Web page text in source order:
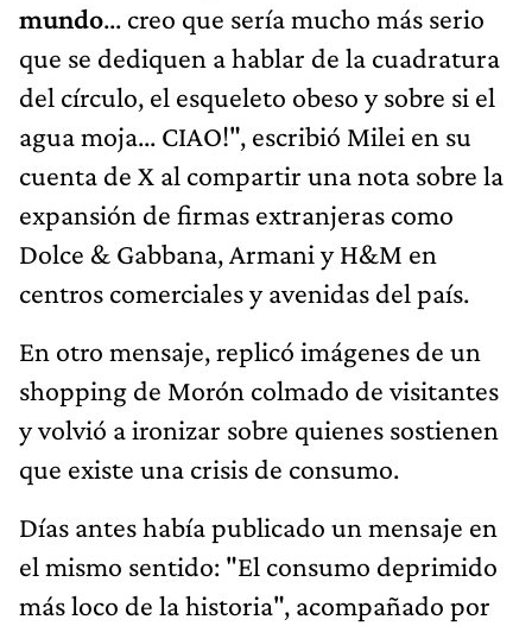
mundo... creo que sería mucho más serio
que se dediquen a hablar de la cuadratura
del círculo, el esqueleto obeso y sobre si el
agua moja... CIAO!", escribió Milei en su
cuenta de X al compartir una nota sobre la
expansión de firmas extranjeras como
Dolce & Gabbana, Armani y H&M en
centros comerciales y avenidas del país.
En otro mensaje, replicó imágenes de un
shopping de Morón colmado de visitantes
y volvió a ironizar sobre quienes sostienen
que existe una crisis de consumo.
Días antes había publicado un mensaje en
el mismo sentido: "El consumo deprimido
más loco de la historia", acompañado por